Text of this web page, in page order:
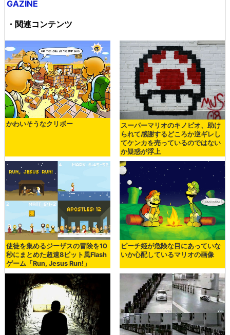
GAZINE
・関連コンテンツ
かわいそうなクリボー
スーパーマリオのキノピオ、助け
られて感謝するどころか逆ギレし
てケンカを売っているのではない
か疑惑が浮上
使徒を集めるジーザスの冒険を10
秒にまとめた超速8ビット風Flash
ゲーム「Run, Jesus Run!」
ピーチ姫が危険な目にあっていな
いか心配しているマリオの画像